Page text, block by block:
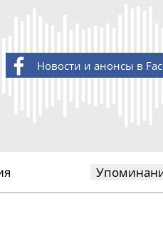
Новости и анонсы в